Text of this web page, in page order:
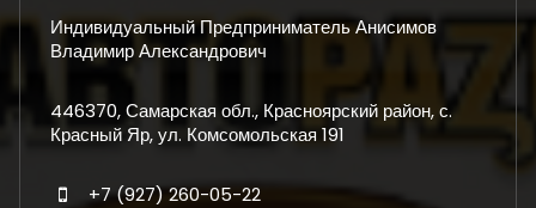
Индивидуальный Предприниматель Анисимов
Владимир Александрович
446370, Самарская обл., Красноярский район, с.
Красный Яр, ул. Комсомольская 191
+7 (927) 260-05-22